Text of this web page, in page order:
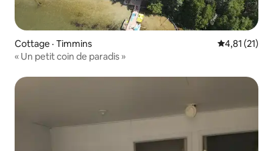
Cottage · Timmins Note
4,81 (21)
« Un petit coin de paradis »